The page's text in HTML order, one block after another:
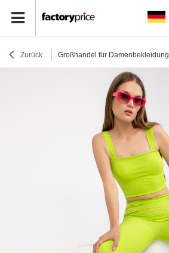
Zurück Großhandel für Damenbekleidung